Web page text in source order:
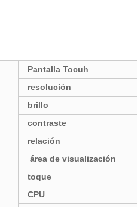
Pantalla Tocuh
resolución
brillo
contraste
relación
área de visualización
toque
CPU